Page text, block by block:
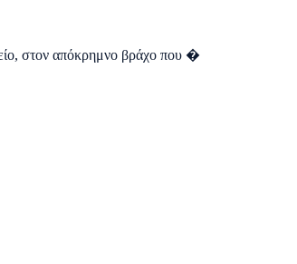
στον απόκρημνο βράχο που �